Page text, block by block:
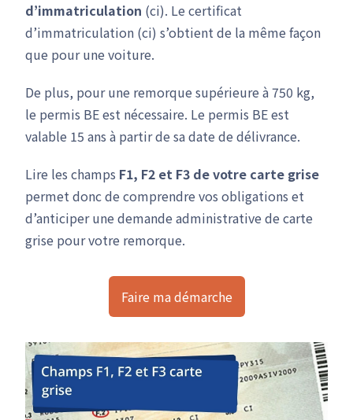
d’immatriculation (ci). Le certificat
d’immatriculation (ci) s’obtient de la même façon
que pour une voiture.
De plus, pour une remorque supérieure à 750 kg,
le permis BE est nécessaire. Le permis BE est
valable 15 ans à partir de sa date de délivrance.
Lire les champs F1, F2 et F3 de votre carte grise
permet donc de comprendre vos obligations et
d’anticiper une demande administrative de carte
grise pour votre remorque.
Faire ma démarche